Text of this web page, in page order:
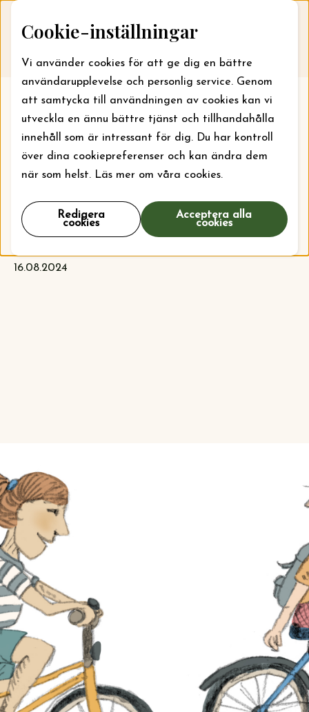
Cookie-inställningar
Vi använder cookies för att ge dig en bättre
användarupplevelse och personlig service. Genom
att samtycka till användningen av cookies kan vi
utveckla en ännu bättre tjänst och tillhandahålla
innehåll som är intressant för dig. Du har kontroll
över dina cookiepreferenser och kan ändra dem
när som helst. Läs mer om våra cookies.
Redigera
cookies
Acceptera alla
cookies
Skip to content
Till webbansökan
Ansökningskliniker 2024
16.08.2024